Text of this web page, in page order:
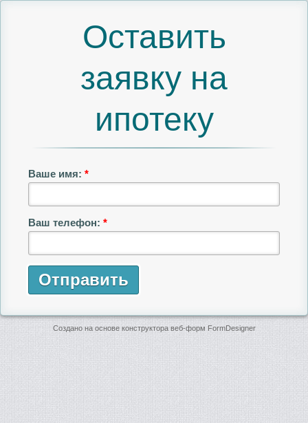
Оставить
заявку на
ипотеку
Ваше имя: *
Ваш телефон: *
Отправить
Создано на основе конструктора веб-форм FormDesigner